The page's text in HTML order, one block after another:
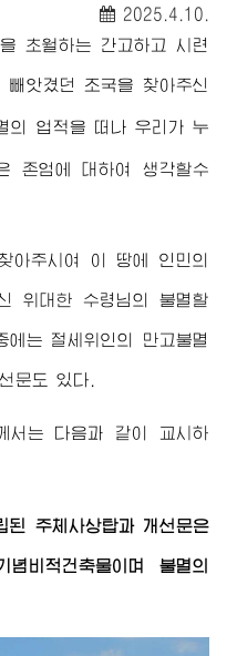
2025.4.10.
초월하는 간고하고 시련
앗겼던 조국을 찾아주신
의 업적을 떠나 우리가 누
존엄에 대하여 생각할수
아주시여 이 땅에 인민의
신위대한 수령님의 불멸할
에는 절세위인의 만고불멸
문도 있다.
서 는 다음과 같이 교시하
된 주체사상탑과 개선문은
비적건축물이며 불멸의